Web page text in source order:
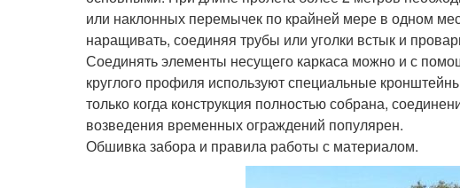
или наклонных перемычек по крайней мере в одном
наращивать, соединяя трубы или уголки встык и
Соединять элементы несущего каркаса можно и с
круглого профиля используют специальные
только когда конструкция полностью собрана,
возведения временных ограждений популярен.
Обшивка забора и правила работы с материалом.